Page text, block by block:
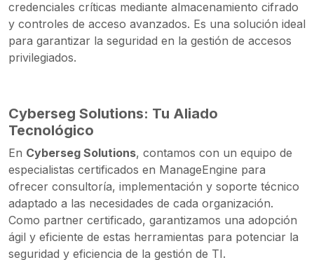
credenciales críticas mediante almacenamiento cifrado
y controles de acceso avanzados. Es una solución ideal
para garantizar la seguridad en la gestión de accesos
privilegiados.
Cyberseg Solutions: Tu Aliado
Tecnológico
En Cyberseg Solutions, contamos con un equipo de
especialistas certificados en ManageEngine para
ofrecer consultoría, implementación y soporte técnico
adaptado a las necesidades de cada organización.
Como partner certificado, garantizamos una adopción
ágil y eficiente de estas herramientas para potenciar la
seguridad y eficiencia de la gestión de TI.